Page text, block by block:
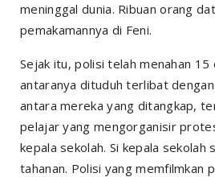
meninggal dunia. Ribuan orang
pemakamannya di Feni.
Sejak itu, polisi telah menahan 15
antaranya dituduh terlibat dengan
antara mereka yang ditangkap,
pelajar yang mengorganisir
kepala sekolah. Si kepala sekolah
tahanan. Polisi yang memfilmkan